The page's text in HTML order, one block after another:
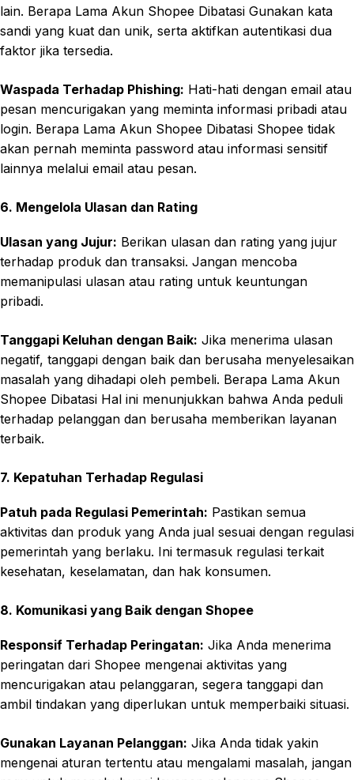
lain. Berapa Lama Akun Shopee Dibatasi Gunakan kata
sandi yang kuat dan unik, serta aktifkan autentikasi dua
faktor jika tersedia.
Waspada Terhadap Phishing: Hati-hati dengan email atau
pesan mencurigakan yang meminta informasi pribadi atau
login. Berapa Lama Akun Shopee Dibatasi Shopee tidak
akan pernah meminta password atau informasi sensitif
lainnya melalui email atau pesan.
6. Mengelola Ulasan dan Rating
Ulasan yang Jujur: Berikan ulasan dan rating yang jujur
terhadap produk dan transaksi. Jangan mencoba
memanipulasi ulasan atau rating untuk keuntungan
pribadi.
Tanggapi Keluhan dengan Baik: Jika menerima ulasan
negatif, tanggapi dengan baik dan berusaha menyelesaikan
masalah yang dihadapi oleh pembeli. Berapa Lama Akun
Shopee Dibatasi Hal ini menunjukkan bahwa Anda peduli
terhadap pelanggan dan berusaha memberikan layanan
terbaik.
7. Kepatuhan Terhadap Regulasi
Patuh pada Regulasi Pemerintah: Pastikan semua
aktivitas dan produk yang Anda jual sesuai dengan regulasi
pemerintah yang berlaku. Ini termasuk regulasi terkait
kesehatan, keselamatan, dan hak konsumen.
8. Komunikasi yang Baik dengan Shopee
Responsif Terhadap Peringatan: Jika Anda menerima
peringatan dari Shopee mengenai aktivitas yang
mencurigakan atau pelanggaran, segera tanggapi dan
ambil tindakan yang diperlukan untuk memperbaiki situasi.
Gunakan Layanan Pelanggan: Jika Anda tidak yakin
mengenai aturan tertentu atau mengalami masalah, jangan